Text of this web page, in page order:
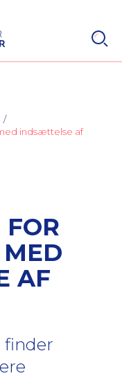
indsættelse af
AF